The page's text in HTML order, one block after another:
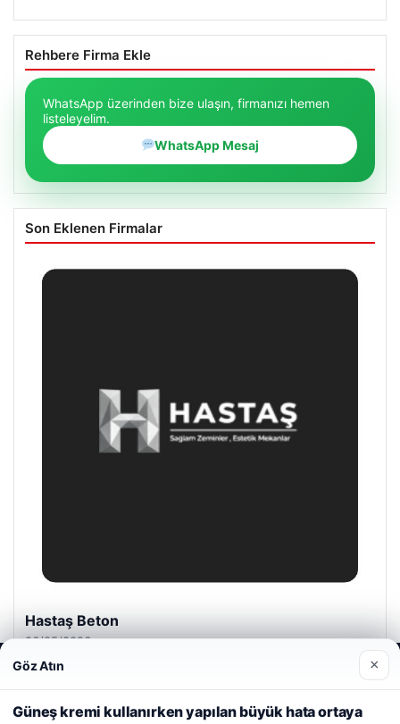
Rehbere Firma Ekle
WhatsApp üzerinden bize ulaşın, firmanızı hemen
listeleyelim.
WhatsApp Mesaj
Son Eklenen Firmalar
Hastaş Beton
26/05/2026
Web sitemizi nasıl kullandığınızı daha iyi anlayabilmek,
deneyiminizi kişiselleştirmek ve geliştirmek amacıyla çerezler
kullanıyoruz.
Çerez Politikamız
Göz Atın ×
Güneş kremi kullanırken yapılan büyük hata ortaya